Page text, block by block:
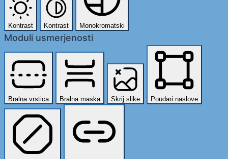
Kontrast Kontrast Monokromatski
Moduli usmerjenosti
Bralna vrstica Bralna maska Skrij slike Poudari naslove